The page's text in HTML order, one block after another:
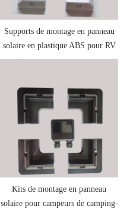
Supports de montage en panneau
solaire en plastique ABS pour RV
Kits de montage en panneau
solaire pour campeurs de camping-